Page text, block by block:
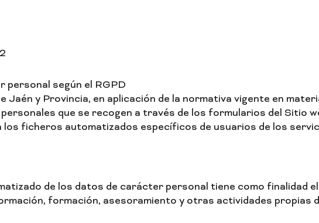
según el RGPD
Jaén y Provincia, en aplicación de la normativa vigente en
que se recogen a través de los formularios del Sitio
los ficheros automatizados específicos de usuarios de los
de los datos de carácter personal tiene como finalidad
formación, asesoramiento y otras actividades propias